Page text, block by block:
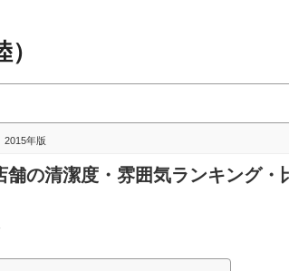
2015年版
舗の清潔度・雰囲気ランキング・